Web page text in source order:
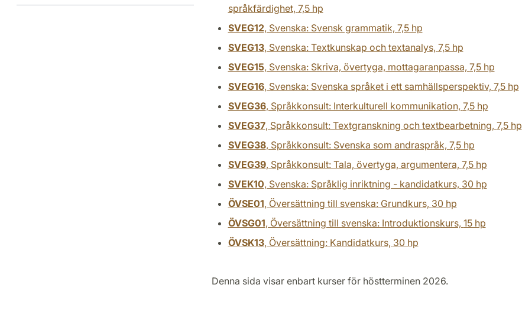
språkfärdighet, 7,5 hp
SVEG12, Svenska: Svensk grammatik, 7,5 hp
SVEG13, Svenska: Textkunskap och textanalys, 7,5 hp
SVEG15, Svenska: Skriva, övertyga, mottagaranpassa, 7,5 hp
SVEG16, Svenska: Svenska språket i ett samhällsperspektiv, 7,5 hp
SVEG36, Språkkonsult: Interkulturell kommunikation, 7,5 hp
SVEG37, Språkkonsult: Textgranskning och textbearbetning, 7,5 hp
SVEG38, Språkkonsult: Svenska som andraspråk, 7,5 hp
SVEG39, Språkkonsult: Tala, övertyga, argumentera, 7,5 hp
SVEK10, Svenska: Språklig inriktning - kandidatkurs, 30 hp
ÖVSE01, Översättning till svenska: Grundkurs, 30 hp
ÖVSG01, Översättning till svenska: Introduktionskurs, 15 hp
ÖVSK13, Översättning: Kandidatkurs, 30 hp
Denna sida visar enbart kurser för höstterminen 2026.